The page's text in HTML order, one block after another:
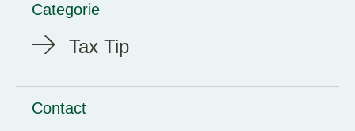
Categorie
Tax Tip
Contact